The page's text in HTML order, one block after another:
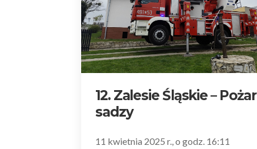
12. Zalesie Śląskie – Pożar
sadzy
11 kwietnia 2025 r., o godz. 16:11